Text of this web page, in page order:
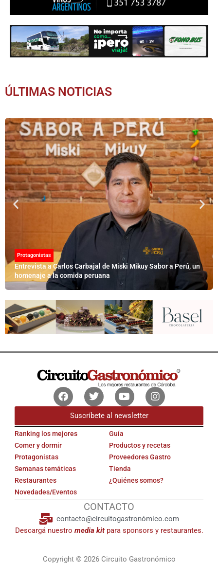
ÚLTIMAS NOTICIAS
Protagonistas
Entrevista a Carlos Carbajal de Miski Mikuy Sabor a Perú, un
homenaje a la comida peruana
FacebookTwitterYoutubeInstagram
Suscríbete al newsletter
Ranking los mejores
Comer y dormir
Protagonistas
Semanas temáticas
Restaurantes
Novedades/Eventos
Guía
Productos y recetas
Proveedores Gastro
Tienda
¿Quiénes somos?
CONTACTO
contacto@circuitogastronómico.com
Descargá nuestro media kitpara sponsors y restaurantes.
Copyright © 2026 Circuito Gastronómico